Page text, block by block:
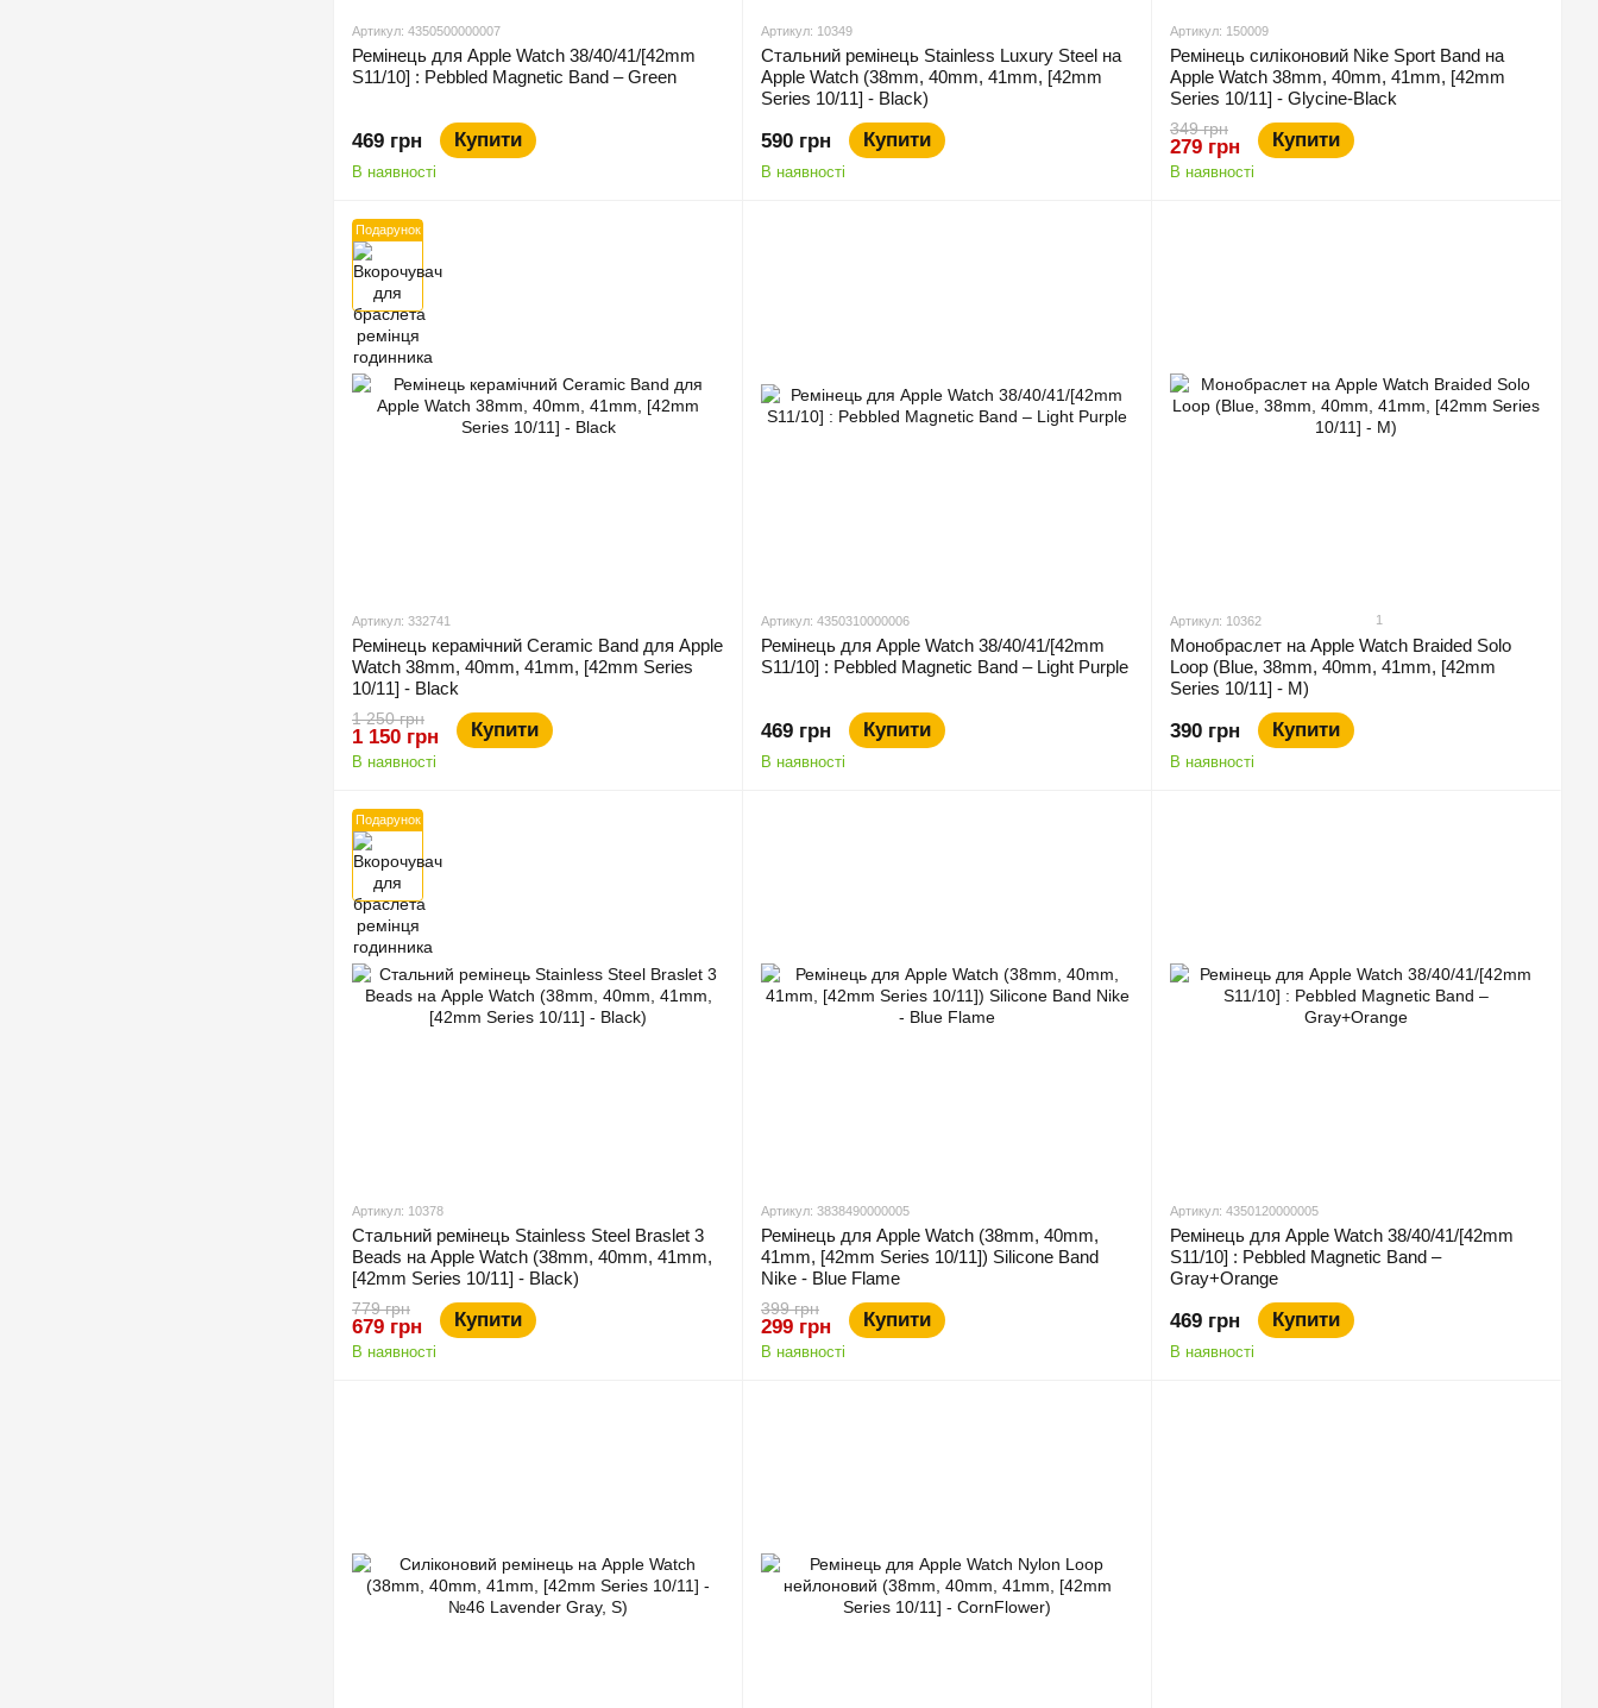
Артикул: 4350500000007
Ремінець для Apple Watch 38/40/41/[42mm
S11/10] : Pebbled Magnetic Band – Green
469 грн Купити
В наявності
Артикул: 10349
Стальний ремінець Stainless Luxury Steel на
Apple Watch (38mm, 40mm, 41mm, [42mm
Series 10/11] - Black)
590 грн Купити
В наявності
Артикул: 150009
Ремінець силіконовий Nike Sport Band на
Apple Watch 38mm, 40mm, 41mm, [42mm
Series 10/11] - Glycine-Black
349 грн
279 грн Купити
В наявності
Подарунок
Артикул: 332741
Ремінець керамічний Ceramic Band для Apple
Watch 38mm, 40mm, 41mm, [42mm Series
10/11] - Black
1 250 грн
1 150 грн Купити
В наявності
Артикул: 4350310000006
Ремінець для Apple Watch 38/40/41/[42mm
S11/10] : Pebbled Magnetic Band – Light Purple
469 грн Купити
В наявності
Артикул: 10362 1
Монобраслет на Apple Watch Braided Solo
Loop (Blue, 38mm, 40mm, 41mm, [42mm
Series 10/11] - M)
390 грн Купити
В наявності
Подарунок
Артикул: 10378
Стальний ремінець Stainless Steel Braslet 3
Beads на Apple Watch (38mm, 40mm, 41mm,
[42mm Series 10/11] - Black)
779 грн
679 грн Купити
В наявності
Артикул: 3838490000005
Ремінець для Apple Watch (38mm, 40mm,
41mm, [42mm Series 10/11]) Silicone Band
Nike - Blue Flame
399 грн
299 грн Купити
В наявності
Артикул: 4350120000005
Ремінець для Apple Watch 38/40/41/[42mm
S11/10] : Pebbled Magnetic Band –
Gray+Orange
469 грн Купити
В наявності